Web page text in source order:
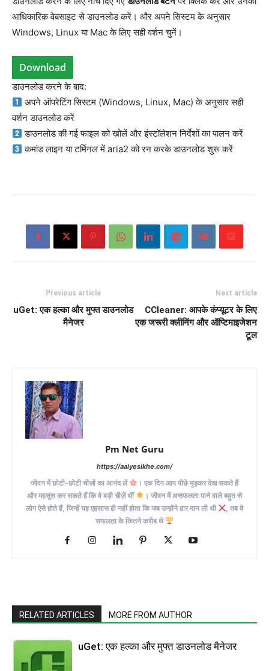
आधिकारिक वेबसाइट से डाउनलोड करें। और अपने सिस्टम के अनुसार
Windows, Linux या Mac के लिए सही वर्शन चुनें।
Download
डाउनलोड करने के बाद:
अपने ऑपरेटिंग सिस्टम (Windows, Linux, Mac) के अनुसार सही
वर्शन डाउनलोड करें
डाउनलोड की गई फाइल को खोलें और इंस्टॉलेशन निर्देशों का पालन करें
कमांड लाइन या टर्मिनल में aria2 को रन करके डाउनलोड शुरू करें
Previous article
uGet: एक हल्का और मुफ्त डाउनलोड
मैनेजर
Next article
CCleaner: आपके कंप्यूटर के लिए
एक जरूरी क्लीनिंग और ऑप्टिमाइजेशन
टूल
Pm Net Guru
https://aaiyesikhe.com/
जीवन में छोटी-छोटी चीज़ों का आनंद लें
। एक दिन आप पीछे मुड़कर देख सकते हैं
और महसूस कर सकते हैं कि वे बड़ी चीज़ें थीं
। जीवन में असफलता पाने वाले बहुत से
लोग ऐसे होते हैं, जिन्हें यह एहसास ही नहीं होता कि जब उन्होंने हार मान ली थी
, तब वे
सफलता के कितने करीब थे
RELATED ARTICLES MORE FROM AUTHOR
uGet: एक हल्का और मुफ्त डाउनलोड मैनेजर